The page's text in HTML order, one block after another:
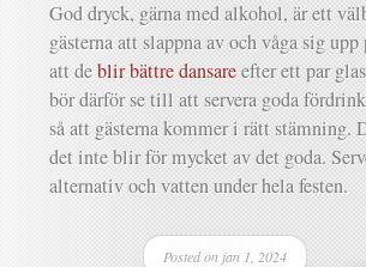
God dryck, gärna med alkohol, är ett
gästerna att slappna av och våga sig
att deblir bättre dansareefter ett par
bör därför se till att servera goda
så att gästerna kommer i rätt
det inte blir för mycket av det goda.
alternativ och vatten under hela festen.
Posted on jan 1, 2024